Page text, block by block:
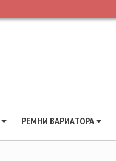
РЕМНИ ВАРИАТОРА